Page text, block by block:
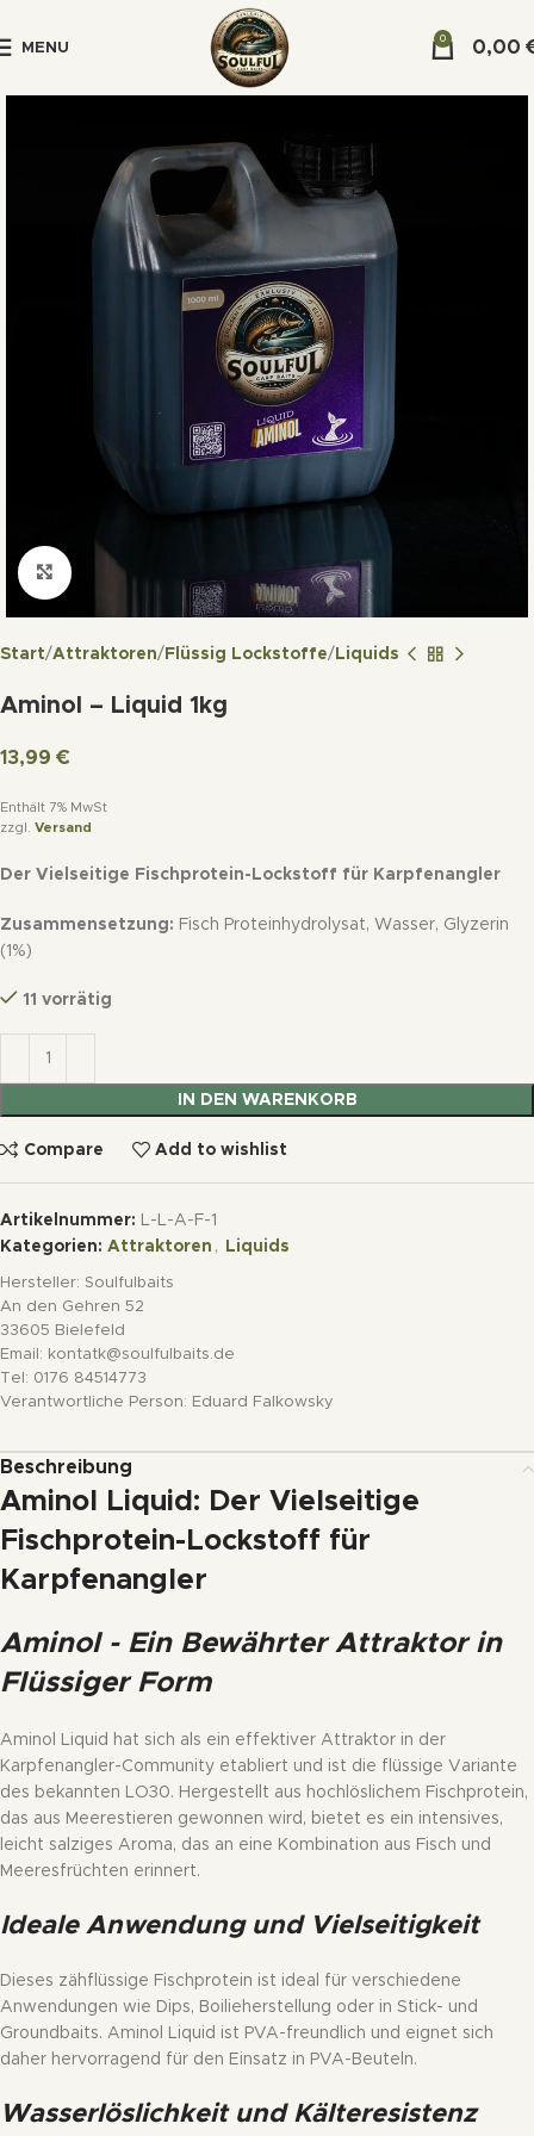
MENU
0 0,00
Click to enlarge
Start Attraktoren Flüssig Lockstoffe Liquids
Aminol – Liquid 1kg
13,99 €
Enthält 7% MwSt
zzgl. Versand
Der Vielseitige Fischprotein-Lockstoff für Karpfenangler
Zusammensetzung: Fisch Proteinhydrolysat, Wasser, Glyzerin
(1%)
11 vorrätig
IN DEN WARENKORB
Compare Add to wishlist
Artikelnummer: L-L-A-F-1
Kategorien: Attraktoren , Liquids
Hersteller: Soulfulbaits
An den Gehren 52
33605 Bielefeld
Email: kontatk@soulfulbaits.de
Tel: 0176 84514773
Verantwortliche Person: Eduard Falkowsky
Beschreibung
Aminol Liquid: Der Vielseitige
Fischprotein-Lockstoff für
Karpfenangler
Aminol - Ein Bewährter Attraktor in
Flüssiger Form
Aminol Liquid hat sich als ein effektiver Attraktor in der
Karpfenangler-Community etabliert und ist die flüssige Variante
des bekannten LO30. Hergestellt aus hochlöslichem Fischprotein,
das aus Meerestieren gewonnen wird, bietet es ein intensives,
leicht salziges Aroma, das an eine Kombination aus Fisch und
Meeresfrüchten erinnert.
Ideale Anwendung und Vielseitigkeit
Dieses zähflüssige Fischprotein ist ideal für verschiedene
Anwendungen wie Dips, Boilieherstellung oder in Stick- und
Groundbaits. Aminol Liquid ist PVA-freundlich und eignet sich
daher hervorragend für den Einsatz in PVA-Beuteln.
Wasserlöslichkeit und Kälteresistenz